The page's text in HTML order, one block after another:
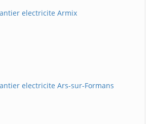
electricite Armix
electricite Ars-sur-Formans